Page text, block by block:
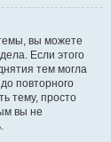
вы можете
Если этого
тем могла
повторного
тему, просто
вы не